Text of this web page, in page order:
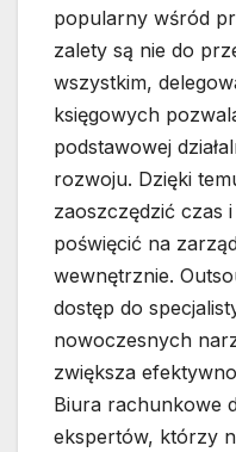
popularny wśród
zalety są nie do
wszystkim,
księgowych
podstawowej
rozwoju. Dzięki
zaoszczędzić czas
poświęcić na
wewnętrznie.
dostęp do
nowoczesnych
zwiększa
Biura rachunkowe
ekspertów, którzy